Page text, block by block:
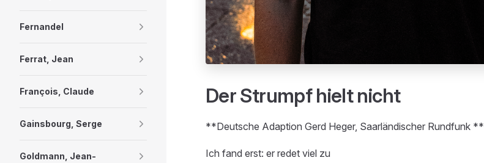
Fernandel
Ferrat, Jean
François, Claude
Gainsbourg, Serge
Goldmann, Jean-
Der Strumpf hielt nicht
**Deutsche Adaption Gerd Heger, Saarländischer Rundfunk **
Ich fand erst: er redet viel zu